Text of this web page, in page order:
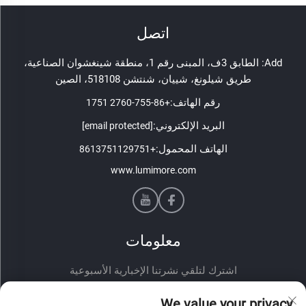
اتصل
Add: الطابق 3ف، المبنى رقم 1، منطقة شينغشوان الصناعية،
طريق شيلونغ، شييان، شنتشن 518108، الصين
رقم الهاتف:+86-755-2760 1751
البريد الإلكتروني:[email protected]
الهاتف المحمول:+8613751129751
www.lumimore.com
معلومات
اشترك لتلقي نشرتنا الإخبارية الأسبوعية